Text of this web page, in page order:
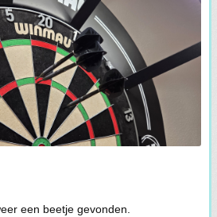
een beetje gevonden.